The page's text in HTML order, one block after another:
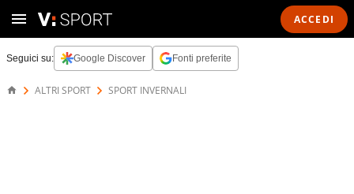
ACCEDI
Seguici su: Google Discover Fonti preferite
ALTRI SPORT SPORT INVERNALI